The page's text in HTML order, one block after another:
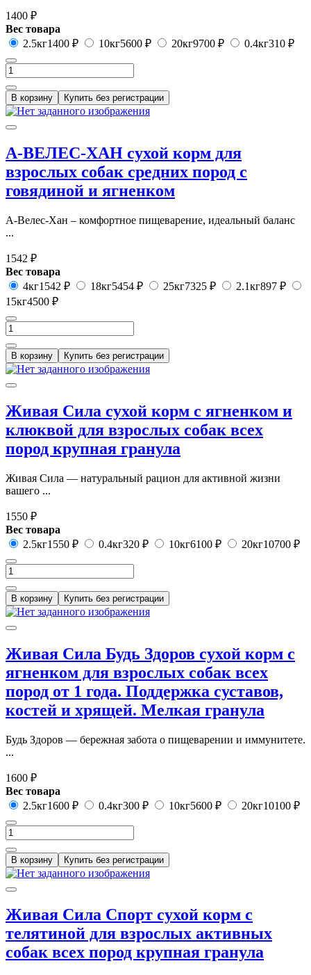
1400 ₽
Вес товара
2.5кг1400 ₽ 10кг5600 ₽ 20кг9700 ₽ 0.4кг310 ₽
В корзину Купить без регистрации
А-ВЕЛЕС-ХАН сухой корм для
взрослых собак средних пород с
говядиной и ягненком
А-Велес-Хан – комфортное пищеварение, идеальный баланс
...
1542 ₽
Вес товара
4кг1542 ₽ 18кг5454 ₽ 25кг7325 ₽ 2.1кг897 ₽
15кг4500 ₽
В корзину Купить без регистрации
Живая Сила сухой корм с ягненком и
клюквой для взрослых собак всех
пород крупная гранула
Живая Сила — натуральный рацион для активной жизни
вашего ...
1550 ₽
Вес товара
2.5кг1550 ₽ 0.4кг320 ₽ 10кг6100 ₽ 20кг10700 ₽
В корзину Купить без регистрации
Живая Сила Будь Здоров сухой корм с
ягненком для взрослых собак всех
пород от 1 года. Поддержка суставов,
костей и хрящей. Мелкая гранула
Будь Здоров — бережная забота о пищеварении и иммунитете.
...
1600 ₽
Вес товара
2.5кг1600 ₽ 0.4кг300 ₽ 10кг5600 ₽ 20кг10100 ₽
В корзину Купить без регистрации
Живая Сила Спорт сухой корм с
телятиной для взрослых активных
собак всех пород крупная гранула